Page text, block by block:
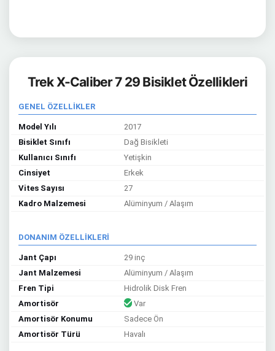
Trek X-Caliber 7 29 Bisiklet Özellikleri
GENEL ÖZELLİKLER
Model Yılı
2017
Bisiklet Sınıfı
Dağ Bisikleti
Kullanıcı Sınıfı
Yetişkin
Cinsiyet
Erkek
Vites Sayısı
27
Kadro Malzemesi
Alüminyum / Alaşım
DONANIM ÖZELLİKLERİ
Jant Çapı
29 inç
Jant Malzemesi
Alüminyum / Alaşım
Fren Tipi
Hidrolik Disk Fren
Amortisör
Var
Amortisör Konumu
Sadece Ön
Amortisör Türü
Havalı